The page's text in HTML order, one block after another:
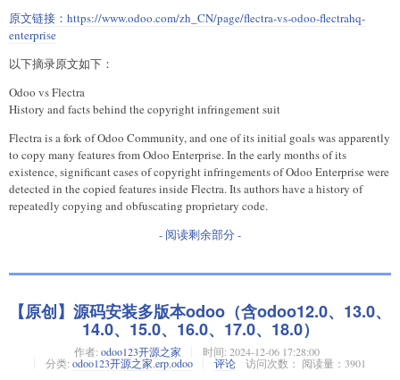
原文链接： https://www.odoo.com/zh_CN/page/flectra-vs-odoo-flectrahq-
enterprise
以下摘录原文如下：
Odoo vs Flectra
History and facts behind the copyright infringement suit
Flectra is a fork of Odoo Community, and one of its initial goals was apparently
to copy many features from Odoo Enterprise. In the early months of its
existence, significant cases of copyright infringements of Odoo Enterprise were
detected in the copied features inside Flectra. Its authors have a history of
repeatedly copying and obfuscating proprietary code.
- 阅读剩余部分 -
【原创】源码安装多版本odoo（含odoo12.0、13.0、
14.0、15.0、16.0、17.0、18.0）
作者: odoo123开源之家 时间: 2024-12-06 17:28:00
分类: odoo123开源之家 erpodoo 评论 访问次数： 阅读量：3901